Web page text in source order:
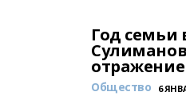
Год семьи
отражение
Общество 6